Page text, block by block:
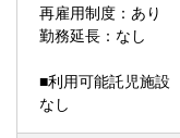
再雇用制度：あり
勤務延長：なし
■利用可能託児施設
なし